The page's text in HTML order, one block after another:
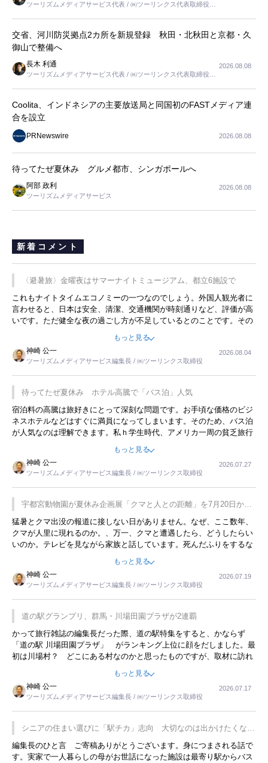
ツーリズムメディアサービス代表 / ㈱ツーリンクス代表取締役社
交省、河川防災拠点2カ所を新規登録 秋田・北秋田と京都・久
御山で整備へ
長木 利通
ツーリズムメディアサービス代表 / ㈱ツーリンクス代表取締役社
2026.08.08
Coolita、インドネシアの主要放送局と同国初のFASTメディア連
合を設立
PRNewswire 2026.08.08
待ってたぜ夏休み グルメ都市、シンガポールへ
阿部 政利
ツーリズムメディアサービス
2026.08.08
新着コメント
〈避暑旅〉金曜夜はサマーナイトミュージアム、都立6施設で
これもナイトタイムエコノミーの一つなのでしょう。外国人観光者に
言わせると、日本は安全、清潔、交通機関が時刻通りなど、評価が高
いです。ただ健全な夜の過ごし方が不足しているとのことです。その
ような意味で、金曜夜にこのようなイベントが行われれば、日本人に
限らず外国人にとっても楽しみが増えるでしょうね。
もっと見る
神崎 公一
ツーリズムメディアサービス編集長 / ㈱ツーリンクス取締役
2026.08.04
待ってたぜ夏休み ホテル高騰で「バス泊」人気
宿泊料の高騰は旅好きにとって深刻な問題です。お手頃な価格のビジ
ネスホテルなどはすぐに満員になってしまいます。そのため、バス泊
が人気なのは理解できます。私ｈ学生時代、アメリカ一周の貧乏旅行
をした時は、移動はグレイハウンドバスでした。夕方から夜の便を利
用してホテル代を浮かせていました。ただし、若いからできたことで
す。若い人が夜行バスで京都に行った、青森に行ったと聞くと、疲れ
が残らないのかなと思ってしまいます。
もっと見る
神崎 公一
ツーリズムメディアサービス編集長 / ㈱ツーリンクス取締役
2026.07.27
宇都宮動物園が夏休み企画展「クマと人との距離」を7月20日から
開催
猛暑とクマ出没の報道に接しない日がありません。なぜ、ここ数年、
クマが人里に現れるのか。、万一、クマと遭遇したら、どうしたらい
いのか。テレビを見ながら家族と話しています。死んだふりをするな
んてことは、冗談でもいえません。そんな中で、この企画展はタイム
もっと見る
神崎 公一
ツーリズムメディアサービス編集長 / ㈱ツーリンクス取締役
2026.07.19
道の駅グランプリ、群馬・川場田園プラザが2連覇
かって旅行雑誌の編集長だった際、道の駅特集をすると、かならず
「道の駅 川場田園プラザ」 がランキング上位に顔をだしました。最
初は川場村？ どこにある村なのかと思ったものですが、取材に訪れ
永井 彰一社長にインタビューしたら、興味深い話が次々が飛び出しま
した。プレゼンも巧みで、今でも思い出すことが２つあります。一つ
は、従業員に東京ディズニーランドを見学させ、サービス業、接客業
の何かを理解してもらっていることです。 もう一つは1800円もする
プレミアムヨーグルトを販売するにあたり、社内に懸念もあったそう
です。永井社長は、駐車場に都内ナンバーの高級外車が停まっている
ことに目をつけ、高級商品でも売れると確信したそうです。今回の記
事を懐かしく読みました。
もっと見る
神崎 公一
ツーリズムメディアサービス編集長 / ㈱ツーリンクス取締役
2026.07.17
シニアの住まい選びに「駅チカ」志向 大切なのは出かけたくなる
暮らし
編集長のひと言 ご寄稿ありがとうございます。身につまされる話で
す。実家で一人暮らしの母がお世話になった施設は最寄り駅からバス